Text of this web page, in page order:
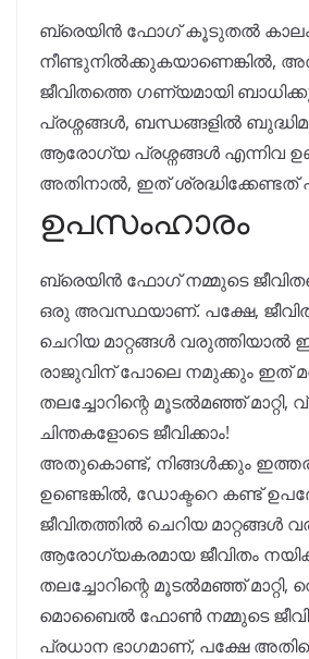
ബ്രെയിൻ ഫോഗ് കൂടുതൽ
നീണ്ടുനിൽക്കുകയാണെങ്കിൽ,
ജീവിതത്തെ ഗണ്യമായി
പ്രശ്നങ്ങൾ, ബന്ധങ്ങളിൽ
ആരോഗ്യ പ്രശ്നങ്ങൾ എന്നിവ
അതിനാൽ, ഇത്
ഉപസംഹാരം
ബ്രെയിൻ ഫോഗ് നമ്മുടെ
ഒരു അവസ്ഥയാണ്. പക്ഷേ,
ചെറിയ മാറ്റങ്ങൾ വരുത്തിയാൽ
രാജുവിന് പോലെ നമുക്കും ഇത്
തലച്ചോറിന്റെ മൂടൽമഞ്ഞ്
ചിന്തകളോടെ ജീവിക്കാം!
അതുകൊണ്ട്, നിങ്ങൾക്കും
ഉണ്ടെങ്കിൽ, ഡോക്ടറെ കണ്ട്
ജീവിതത്തിൽ ചെറിയ മാറ്റങ്ങൾ
ആരോഗ്യകരമായ ജീവിതം
തലച്ചോറിന്റെ മൂടൽമഞ്ഞ് മാറ്റി,
മൊബൈൽ ഫോൺ നമ്മുടെ
പ്രധാന ഭാഗമാണ്, പക്ഷേ